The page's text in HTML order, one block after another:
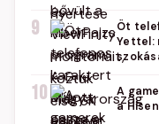
9
Öt
Yettel:
10
A
a